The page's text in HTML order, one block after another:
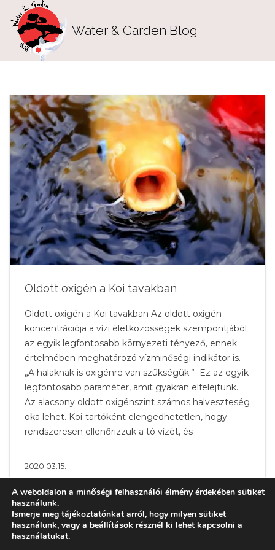
Water & Garden Blog
Oldott oxigén a Koi tavakban
Oldott oxigén a Koi tavakban Az oldott oxigén
koncentrációja a vízi életközösségek szempontjából
az egyik legfontosabb környezeti tényező, ennek
értelmében meghatározó vízminőségi indikátor is.
„A halaknak is oxigénre van szükségük.” Ez az egyik
legfontosabb paraméter, amit gyakran elfelejtünk.
Az alacsony oldott oxigénszint számos halveszteség
oka lehet. Koi-tartóként elengedhetetlen, hogy
rendszeresen ellenőrizzük a tó vízét, és
2020.03.15.
A weboldalon a minőségi felhasználói élmény érdekében sütiket
használunk.
Ismerje meg tájékoztatónkat arról, hogy milyen sütiket
használunk, vagy a beállítások résznél ki lehet kapcsolni a
használatukat.